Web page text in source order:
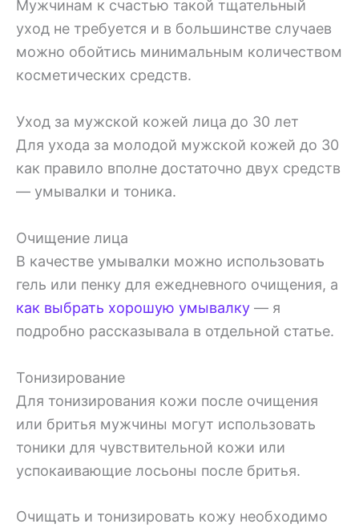
Мужчинам к счастью такой тщательный
уход не требуется и в большинстве случаев
можно обойтись минимальным количеством
косметических средств.
Уход за мужской кожей лица до 30 лет
Для ухода за молодой мужской кожей до 30
как правило вполне достаточно двух средств
— умывалки и тоника.
Очищение лица
В качестве умывалки можно использовать
гель или пенку для ежедневного очищения, а
как выбрать хорошую умывалку — я
подробно рассказывала в отдельной статье.
Тонизирование
Для тонизирования кожи после очищения
или бритья мужчины могут использовать
тоники для чувствительной кожи или
успокаивающие лосьоны после бритья.
Очищать и тонизировать кожу необходимо